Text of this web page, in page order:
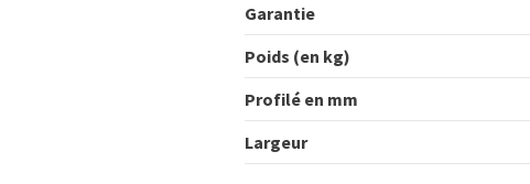
Garantie
Poids (en kg)
Profilé en mm
Largeur